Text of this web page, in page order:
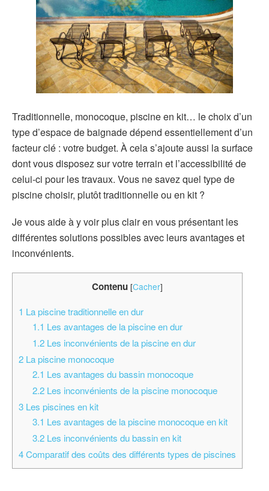
Traditionnelle, monocoque, piscine en kit… le choix d’un
type d’espace de baignade dépend essentiellement d’un
facteur clé : votre budget. À cela s’ajoute aussi la surface
dont vous disposez sur votre terrain et l’accessibilité de
celui-ci pour les travaux. Vous ne savez quel type de
piscine choisir, plutôt traditionnelle ou en kit ?
Je vous aide à y voir plus clair en vous présentant les
différentes solutions possibles avec leurs avantages et
inconvénients.
Contenu [Cacher]
1 La piscine traditionnelle en dur
1.1 Les avantages de la piscine en dur
1.2Les inconvénients de la piscine en dur
2 La piscine monocoque
2.1 Les avantages du bassin monocoque
2.2Les inconvénients de la piscine monocoque
3 Les piscines en kit
3.1 Les avantages de la piscine monocoque en kit
3.2Les inconvénients du bassin en kit
4Comparatif des coûts des différents types de piscines